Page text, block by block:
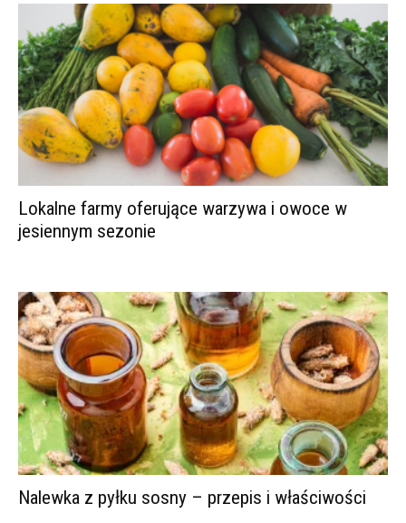
Lokalne farmy oferujące warzywa i owoce w
jesiennym sezonie
Nalewka z pyłku sosny – przepis i właściwości